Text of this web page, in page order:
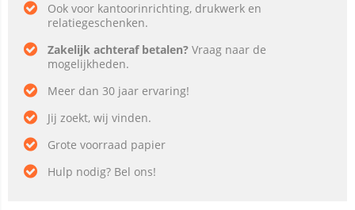
Ook voor kantoorinrichting, drukwerk en
relatiegeschenken.
Zakelijk achteraf betalen? Vraag naar de
mogelijkheden.
Meer dan 30 jaar ervaring!
Jij zoekt, wij vinden.
Grote voorraad papier
Hulp nodig? Bel ons!